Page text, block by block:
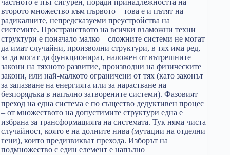
частното е път сигурен, поради принадлежността на
второто множество към първото – това е и пътят на
радикалните, непредсказуеми преустройства на
системите. Пространството на всички възможни техни
структури е поначало малко – сложните системи не могат
да имат случайни, произволни структури, в тях има ред,
за да могат да функционират, наложен от вътрешните
закони на тяхното развитие, производни на физическите
закони, или най-малкото ограничени от тях (като законът
за запазване на енергията или за нарастване на
безпорядъка в напълно затворените системи). Фазовият
преход на една система е по същество дедуктивен процес
– от множеството на допустимите структури една е
избрана за трансформацията на системата. Тук няма чиста
случайност, която е на долните нива (мутации на отделни
гени), които предизвикват прехода. Изборът на
подмножество с един елемент е напълно